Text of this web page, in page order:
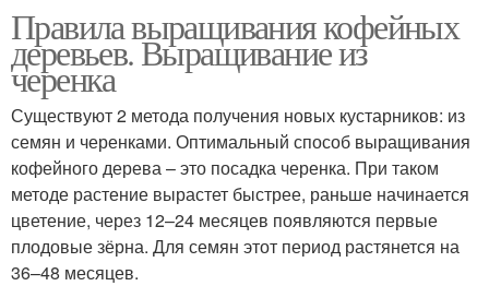
Правила выращивания кофейных
деревьев. Выращивание из
черенка
Существуют 2 метода получения новых кустарников: из
семян и черенками. Оптимальный способ выращивания
кофейного дерева – это посадка черенка. При таком
методе растение вырастет быстрее, раньше начинается
цветение, через 12–24 месяцев появляются первые
плодовые зёрна. Для семян этот период растянется на
36–48 месяцев.